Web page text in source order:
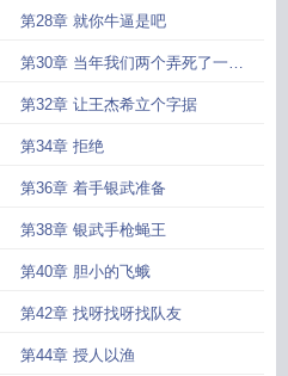
第28章 就你牛逼是吧
第30章 当年我们两个弄死了一个
公会的追兵
第32章 让王杰希立个字据
第34章 拒绝
第36章 着手银武准备
第38章 银武手枪蝇王
第40章 胆小的飞蛾
第42章 找呀找呀找队友
第44章 授人以渔